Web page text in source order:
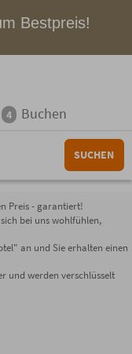
Bestpreis!
4 Buchen
SUCHEN
Preis - garantiert!
bei uns wohlfühlen,
an und Sie erhalten einen
und werden verschlüsselt